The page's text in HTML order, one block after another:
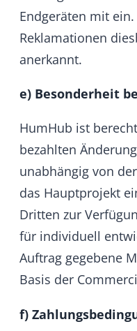
geschäftlichen
Daten oder aus
Verlust) auch wenn
unterrichtet
soweit wegen
Fahrlässigkeit
Für Software, die
Kunden geändert
HumHub keine
denn, der Kunde
Änderung für den
nicht ursächlich ist.
HumHub erbringt
Nacherfüllung kann